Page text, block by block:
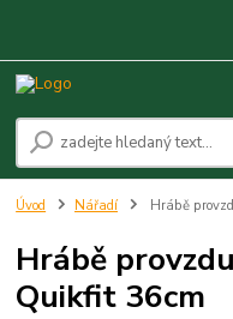
Úvod Nářadí Hrábě
Hrábě
Quikfit 36cm